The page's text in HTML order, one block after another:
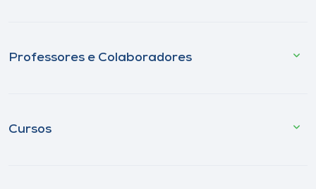
Professores e Colaboradores
Cursos